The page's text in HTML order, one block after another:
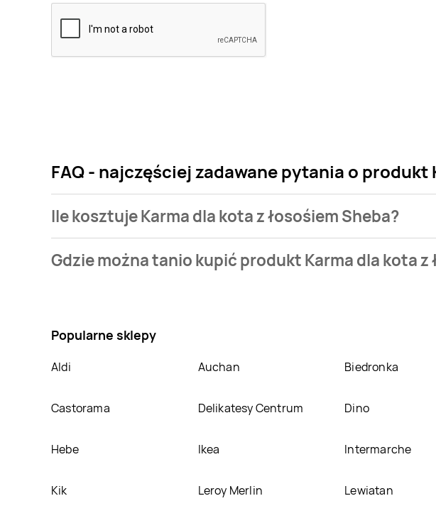
FAQ - najczęściej zadawane pytania o produkt
Ile kosztuje Karma dla kota z łosośiem Sheba?
naszej bazie jest z sieciIntermarche . Karma dla kota z łosośiem Sheba
Gdzie można tanio kupić produkt Karma dla kota z
Popularne sklepy
Aldi Auchan Biedronka
Castorama Delikatesy Centrum Dino
Hebe Ikea Intermarche
Kik Leroy Merlin Lewiatan